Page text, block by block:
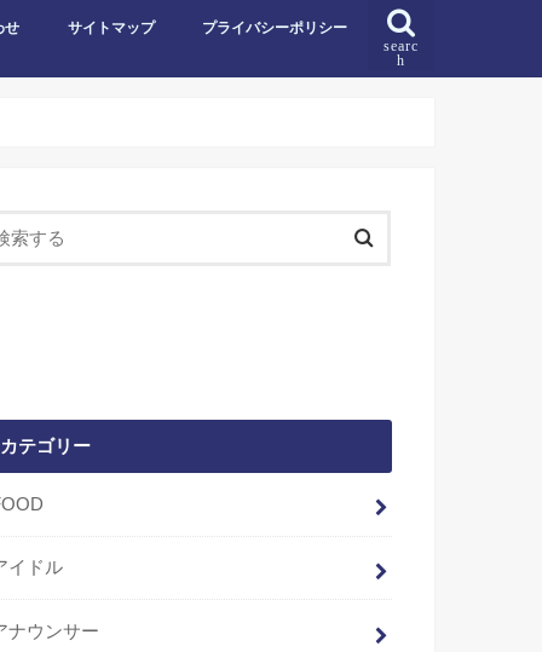
searc
h
せ サイトマップ プライバシーポリシー
カテゴリー
イドル
ナウンサー